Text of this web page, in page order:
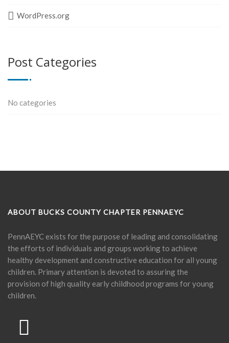
WordPress.org
Post Categories
No categories
ABOUT BUCKS COUNTY CHAPTER PENNAEYC
PennAEYC exists for the purpose of leading and consolidating
the efforts of individuals and groups working to achieve
healthy development and constructive education for all young
children. Primary attention is devoted to assuring the
provision of high quality early childhood programs for young
children.